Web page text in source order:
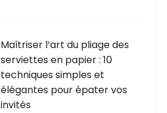
Maîtriser l’art du pliage des
serviettes en papier : 10
techniques simples et
élégantes pour épater vos
invités